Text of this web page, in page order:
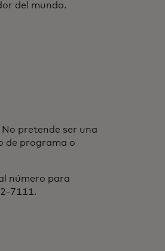
del mundo.
pretende ser una
de programa o
número para
7111.